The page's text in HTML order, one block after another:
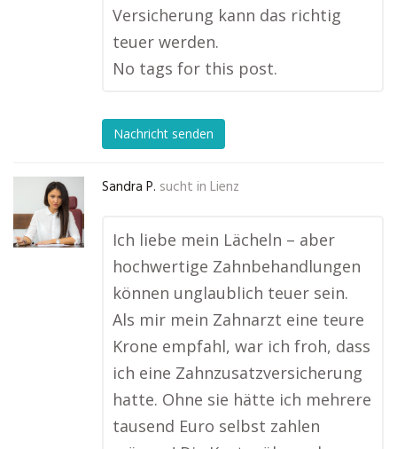
Versicherung kann das richtig
teuer werden.
No tags for this post.
Nachricht senden
Sandra P. sucht in Lienz
Ich liebe mein Lächeln – aber
hochwertige Zahnbehandlungen
können unglaublich teuer sein.
Als mir mein Zahnarzt eine teure
Krone empfahl, war ich froh, dass
ich eine Zahnzusatzversicherung
hatte. Ohne sie hätte ich mehrere
tausend Euro selbst zahlen